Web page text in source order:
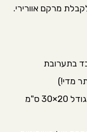
מרקם אוורירי.
בתערובת
מדי!)
ס"מ